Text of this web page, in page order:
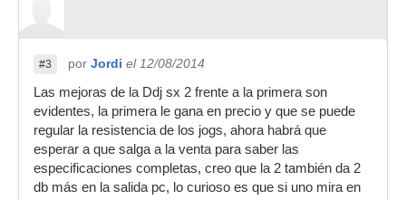
#3 por Jordi el 12/08/2014
Las mejoras de la Ddj sx 2 frente a la primera son
evidentes, la primera le gana en precio y que se puede
regular la resistencia de los jogs, ahora habrá que
esperar a que salga a la venta para saber las
especificaciones completas, creo que la 2 también da 2
db más en la salida pc, lo curioso es que si uno mira en